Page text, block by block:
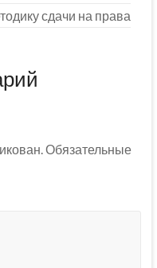
сдачи на права
Обязательные